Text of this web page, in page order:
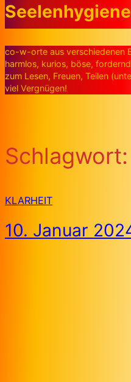
Seelenhygiene
co-w-orte aus verschiedenen
harmlos, kurios, böse, fordernd
zum Lesen, Freuen, Teilen
viel Vergnügen!
Schlagwort:
KLARHEIT
10. Januar